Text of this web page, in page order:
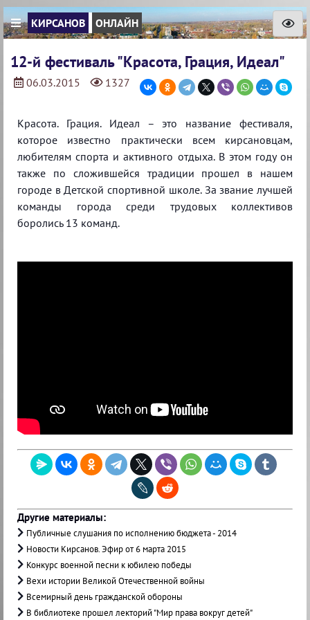
КИРСАНОВ ОНЛАЙН
12-й фестиваль "Красота, Грация, Идеал"
06.03.2015 1327
Красота. Грация. Идеал – это название фестиваля,
которое известно практически всем кирсановцам,
любителям спорта и активного отдыха. В этом году он
также по сложившейся традиции прошел в нашем
городе в Детской спортивной школе. За звание лучшей
команды города среди трудовых коллективов
боролись 13 команд.
Другие материалы:
Публичные слушания по исполнению бюджета - 2014
Новости Кирсанов. Эфир от 6 марта 2015
Конкурс военной песни к юбилею победы
Вехи истории Великой Отечественной войны
Всемирный день гражданской обороны
В библиотеке прошел лекторий "Мир права вокруг детей"